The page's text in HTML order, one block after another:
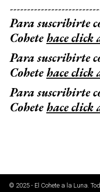
Para suscribirte
Cohetehace click
Para suscribirte
Cohetehace click
Para suscribirte
Cohetehace click
© 2025 - El Cohete a la Luna.